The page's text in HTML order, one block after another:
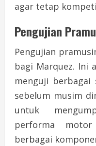
agar tetap
Pengujian
Pengujian
bagi Marquez. Ini
menguji
sebelum musim
untuk
performa
berbagai